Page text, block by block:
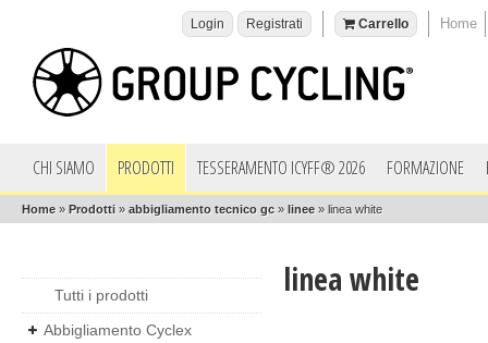
Home
Carrello
Login Registrati
CHI SIAMO PRODOTTI TESSERAMENTO ICYFF® 2026 FORMAZIONE
Home » Prodotti » abbigliamento tecnico gc » linee » linea white
Tutti i prodotti
Abbigliamento Cyclex
linea white